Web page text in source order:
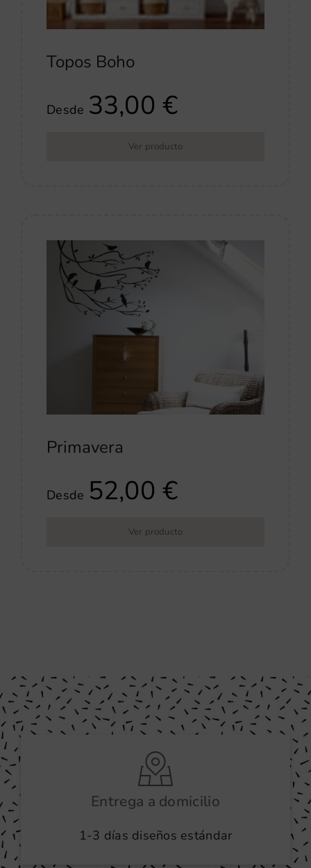
Topos Boho
Desde 33,00€
Ver producto
Primavera
Desde 52,00€
Ver producto
Entrega a domicilio
1-3 días diseños estándar